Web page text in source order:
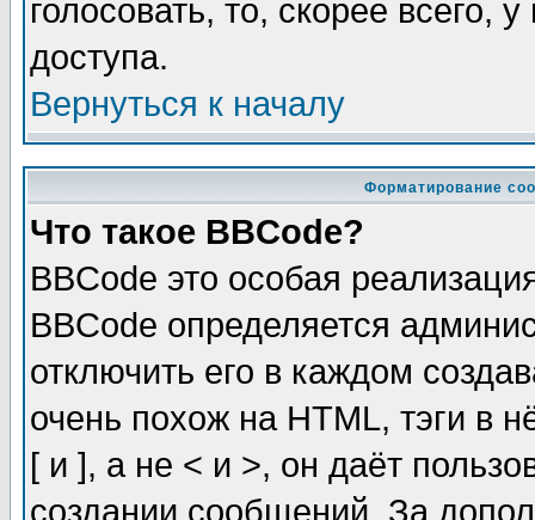
голосовать, то, скорее всего,
доступа.
Вернуться к началу
Форматирование
Что такое BBCode?
BBCode это особая
BBCode определяется
отключить его в каждом
очень похож на HTML, тэги в
[ и ], а не < и >, он даёт
создании сообщений. За